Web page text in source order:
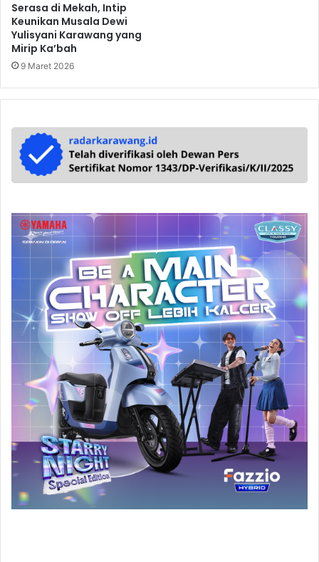
Serasa di Mekah, Intip
Keunikan Musala Dewi
Yulisyani Karawang yang
Mirip Ka’bah
9 Maret 2026